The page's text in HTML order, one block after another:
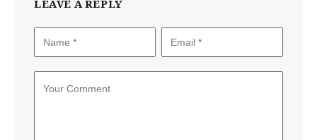
LEAVE A REPLY